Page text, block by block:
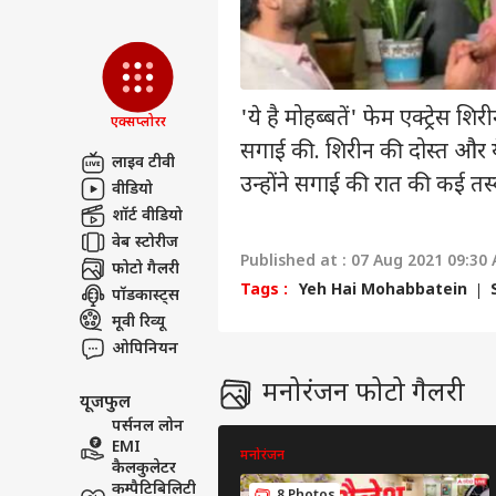
एक्सप्लोरर
लाइव टीवी
वीडियो
शॉर्ट वीडियो
वेब स्टोरीज
फोटो गैलरी
पॉडकास्ट्स
मूवी रिव्यू
ओपिनियन
यूजफुल
पर्सनल लोन
EMI
कैलकुलेटर
कम्पैटिबिलिटी
'ये है मोहब्बतें' फेम एक्ट्रेस
सगाई की. शिरीन की दोस्त और
उन्होंने सगाई की रात की कई
Published at : 07 Aug 2021 09:30
Tags : Yeh Hai Mohabbatein
मनोरंजन फोटो गैलरी
मनोरंजन
कॉन्टैक्ट अस
सेंड फीडबैक
अबाउट अस
करियर्स
LOGIN
भी